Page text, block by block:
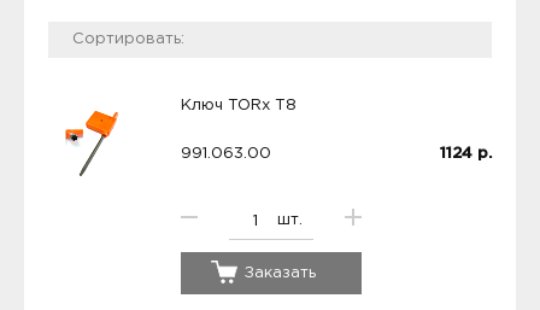
Ключ TORx T8
991.063.00
шт.
1124 р.
Заказать